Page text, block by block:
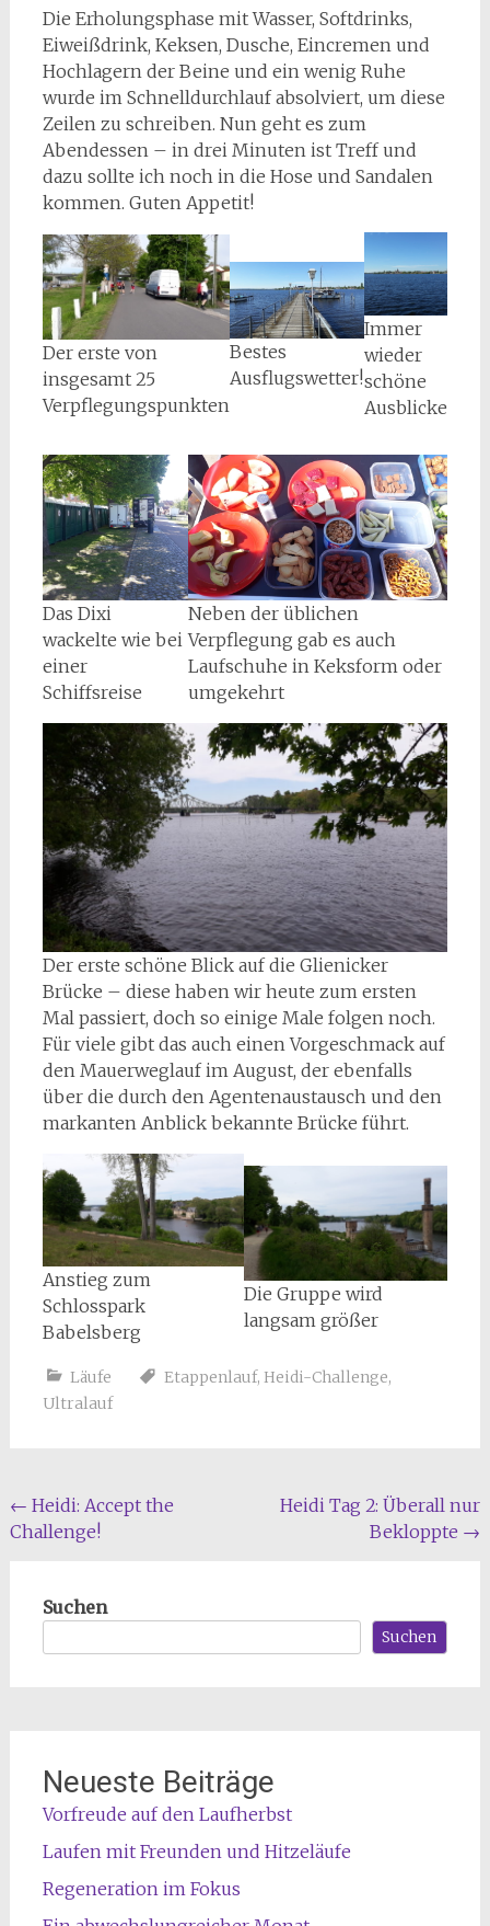
Die Erholungsphase mit Wasser, Softdrinks,
Eiweißdrink, Keksen, Dusche, Eincremen und
Hochlagern der Beine und ein wenig Ruhe
wurde im Schnelldurchlauf absolviert, um diese
Zeilen zu schreiben. Nun geht es zum
Abendessen – in drei Minuten ist Treff und
dazu sollte ich noch in die Hose und Sandalen
kommen. Guten Appetit!
Der erste von
insgesamt 25
Verpflegungspunkten
Bestes
Ausflugswetter!
Immer
wieder
schöne
Ausblicke
Das Dixi
wackelte wie bei
einer
Schiffsreise
Neben der üblichen
Verpflegung gab es auch
Laufschuhe in Keksform oder
umgekehrt
Der erste schöne Blick auf die Glienicker
Brücke – diese haben wir heute zum ersten
Mal passiert, doch so einige Male folgen noch.
Für viele gibt das auch einen Vorgeschmack auf
den Mauerweglauf im August, der ebenfalls
über die durch den Agentenaustausch und den
markanten Anblick bekannte Brücke führt.
Anstieg zum
Schlosspark
Babelsberg
Die Gruppe wird
langsam größer
Läufe Etappenlauf, Heidi-Challenge,
Ultralauf
Beitragsnavigation
← Heidi: Accept the
Challenge!
Heidi Tag 2: Überall nur
Bekloppte →
Suchen
Suchen
Neueste Beiträge
Vorfreude auf den Laufherbst
Laufen mit Freunden und Hitzeläufe
Regeneration im Fokus